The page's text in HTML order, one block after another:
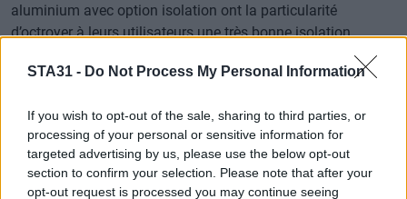
STA31 - Do Not Process My Personal Information
If you wish to opt-out of the sale, sharing to third parties, or
processing of your personal or sensitive information for
targeted advertising by us, please use the below opt-out
section to confirm your selection. Please note that after your
opt-out request is processed you may continue seeing
aluminium avec option isolation ont la particularité
d’octroyer à leurs utilisateurs une très bonne isolation.
Pour un confort total pour vos volets coulissants, vous
les contrôler grâce à un simple bouton avec la possibilité
d’arrêter la fermeture/ouverture à n’importe quel niveau.
Pour certains modèles vous pouvez équiper votre
installation de serrure trois-points ainsi que de barres et